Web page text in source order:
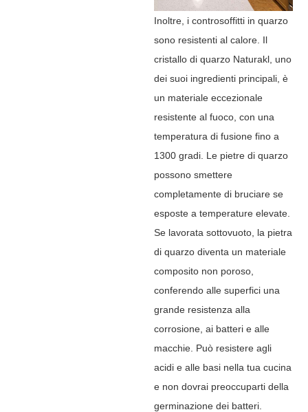
Inoltre, i controsoffitti in quarzo
sono resistenti al calore. Il
cristallo di quarzo Naturakl, uno
dei suoi ingredienti principali, è
un materiale eccezionale
resistente al fuoco, con una
temperatura di fusione fino a
1300 gradi. Le pietre di quarzo
possono smettere
completamente di bruciare se
esposte a temperature elevate.
Se lavorata sottovuoto, la pietra
di quarzo diventa un materiale
composito non poroso,
conferendo alle superfici una
grande resistenza alla
corrosione, ai batteri e alle
macchie. Può resistere agli
acidi e alle basi nella tua cucina
e non dovrai preoccuparti della
germinazione dei batteri.